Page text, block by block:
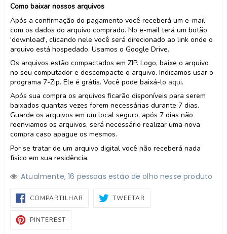
Como baixar nossos arquivos
Após a confirmação do pagamento você receberá um e-mail
com os dados do arquivo comprado. No e-mail terá um botão
'download', clicando nele você será direcionado ao link onde o
arquivo está hospedado. Usamos o Google Drive.
Os arquivos estão compactados em ZIP. Logo, baixe o arquivo
no seu computador e descompacte o arquivo. Indicamos usar o
programa 7-Zip. Ele é grátis. Você pode baixá-lo aqui.
Após sua compra os arquivos ficarão disponíveis para serem
baixados quantas vezes forem necessárias durante 7 dias.
Guarde os arquivos em um local seguro, após 7 dias não
reenviamos os arquivos, será necessário realizar uma nova
compra caso apague os mesmos.
Por se tratar de um arquivo digital você não receberá nada
físico em sua residência.
Atualmente,16 pessoas estão de olho nesse produto
COMPARTILHAR COMPARTILHAR
NO TWEETAR
PINTERESTPIN